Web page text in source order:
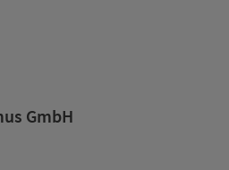
GmbH